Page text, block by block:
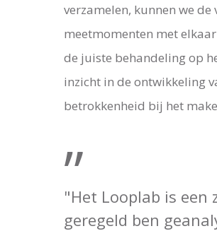
verzamelen, kunnen we
meetmomenten met
de juiste behandeling op
inzicht in de ontwikkeling
betrokkenheid bij het
”
"Het Looplab is een
geregeld ben